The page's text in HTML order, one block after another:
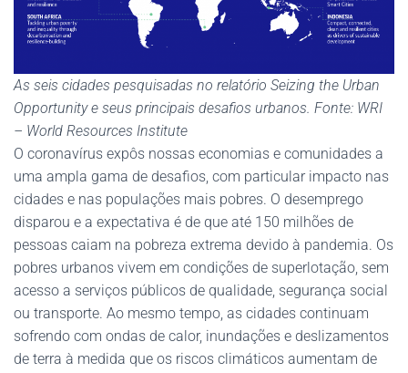
As seis cidades pesquisadas no relatório Seizing the Urban
Opportunity e seus principais desafios urbanos. Fonte: WRI
– World Resources Institute
O coronavírus expôs nossas economias e comunidades a
uma ampla gama de desafios, com particular impacto nas
cidades e nas populações mais pobres. O desemprego
disparou e a expectativa é de que até 150 milhões de
pessoas caiam na pobreza extrema devido à pandemia. Os
pobres urbanos vivem em condições de superlotação, sem
acesso a serviços públicos de qualidade, segurança social
ou transporte. Ao mesmo tempo, as cidades continuam
sofrendo com ondas de calor, inundações e deslizamentos
de terra à medida que os riscos climáticos aumentam de